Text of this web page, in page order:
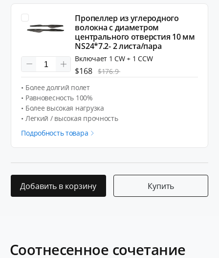
Пропеллер из углеродного
волокна с диаметром
центрального отверстия 10 мм
NS24*7.2- 2 листа/пара
Включает 1 CW + 1 CCW
$168
$176.9
• Более долгий полет
• Равновесность 100%
• Более высокая нагрузка
• Легкий / высокая прочность
Подробность товара
Добавить в корзину Купить
Соотнесенное сочетание